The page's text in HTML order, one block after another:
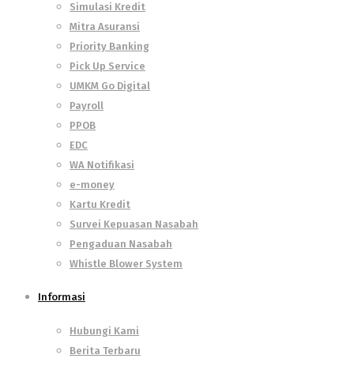
Simulasi Kredit
Mitra Asuransi
Priority Banking
Pick Up Service
UMKM Go Digital
Payroll
PPOB
EDC
WA Notifikasi
e-money
Kartu Kredit
Survei Kepuasan Nasabah
Pengaduan Nasabah
Whistle Blower System
Informasi
Hubungi Kami
Berita Terbaru